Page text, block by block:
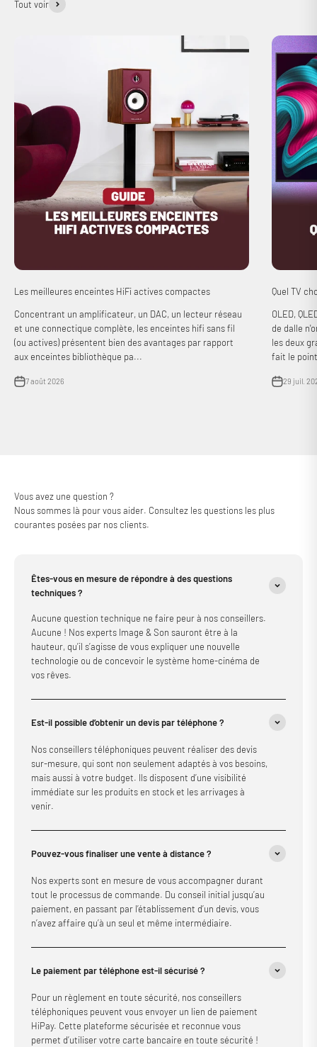
Tout voir
Les meilleures enceintes HiFi actives compactes
Concentrant un amplificateur, un DAC, un lecteur réseau
et une connectique complète, les enceintes hifi sans fil
(ou actives) présentent bien des avantages par rapport
aux enceintes bibliothèque pa...
7 août 2026
Quel TV
OLED,
de dalle
les deux
fait le
29 juil.
Vous avez une question ?
Nous sommes là pour vous aider. Consultez les questions les plus
courantes posées par nos clients.
Êtes-vous en mesure de répondre à des questions
techniques ?
Aucune question technique ne faire peur à nos conseillers.
Aucune ! Nos experts Image & Son sauront être à la
hauteur, qu’il s’agisse de vous expliquer une nouvelle
technologie ou de concevoir le système home-cinéma de
vos rêves.
Est-il possible d’obtenir un devis par téléphone ?
Nos conseillers téléphoniques peuvent réaliser des devis
sur-mesure, qui sont non seulement adaptés à vos besoins,
mais aussi à votre budget. Ils disposent d’une visibilité
immédiate sur les produits en stock et les arrivages à
venir.
Pouvez-vous finaliser une vente à distance ?
Nos experts sont en mesure de vous accompagner durant
tout le processus de commande. Du conseil initial jusqu’au
paiement, en passant par l’établissement d’un devis, vous
n’avez affaire qu’à un seul et même intermédiaire.
Le paiement par téléphone est-il sécurisé ?
Pour un règlement en toute sécurité, nos conseillers
téléphoniques peuvent vous envoyer un lien de paiement
HiPay. Cette plateforme sécurisée et reconnue vous
permet d’utiliser votre carte bancaire en toute sécurité !
votre liste de souhaits et afficher vos articles précédemment
enregistrés.